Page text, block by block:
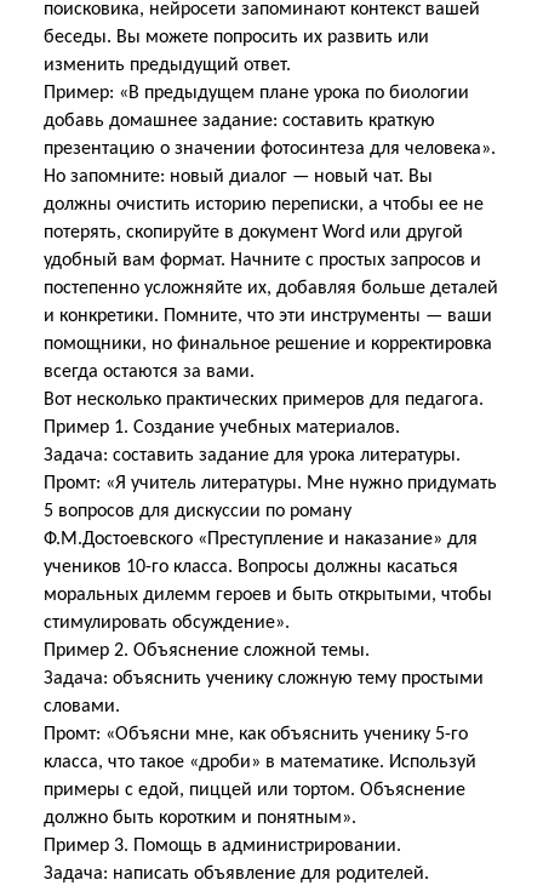
поисковика, нейросети запоминают контекст вашей
беседы. Вы можете попросить их развить или
изменить предыдущий ответ.
Пример: «В предыдущем плане урока по биологии
добавь домашнее задание: составить краткую
презентацию о значении фотосинтеза для человека».
Но запомните: новый диалог — новый чат. Вы
должны очистить историю переписки, а чтобы ее не
потерять, скопируйте в документ Word или другой
удобный вам формат. Начните с простых запросов и
постепенно усложняйте их, добавляя больше деталей
и конкретики. Помните, что эти инструменты — ваши
помощники, но финальное решение и корректировка
всегда остаются за вами.
Вот несколько практических примеров для педагога.
Пример 1. Создание учебных материалов.
Задача: составить задание для урока литературы.
Промт: «Я учитель литературы. Мне нужно придумать
5 вопросов для дискуссии по роману
Ф.М.Достоевского «Преступление и наказание» для
учеников 10-го класса. Вопросы должны касаться
моральных дилемм героев и быть открытыми, чтобы
стимулировать обсуждение».
Пример 2. Объяснение сложной темы.
Задача: объяснить ученику сложную тему простыми
словами.
Промт: «Объясни мне, как объяснить ученику 5-го
класса, что такое «дроби» в математике. Используй
примеры с едой, пиццей или тортом. Объяснение
должно быть коротким и понятным».
Пример 3. Помощь в администрировании.
Задача: написать объявление для родителей.